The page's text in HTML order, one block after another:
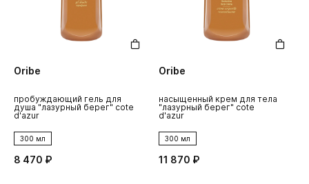
Oribe
пробуждающий гель для
душа "лазурный берег" cote
d'azur
300 мл
8 470 ₽
Oribe
насыщенный крем для тела
"лазурный берег" cote
d'azur
300 мл
11 870 ₽